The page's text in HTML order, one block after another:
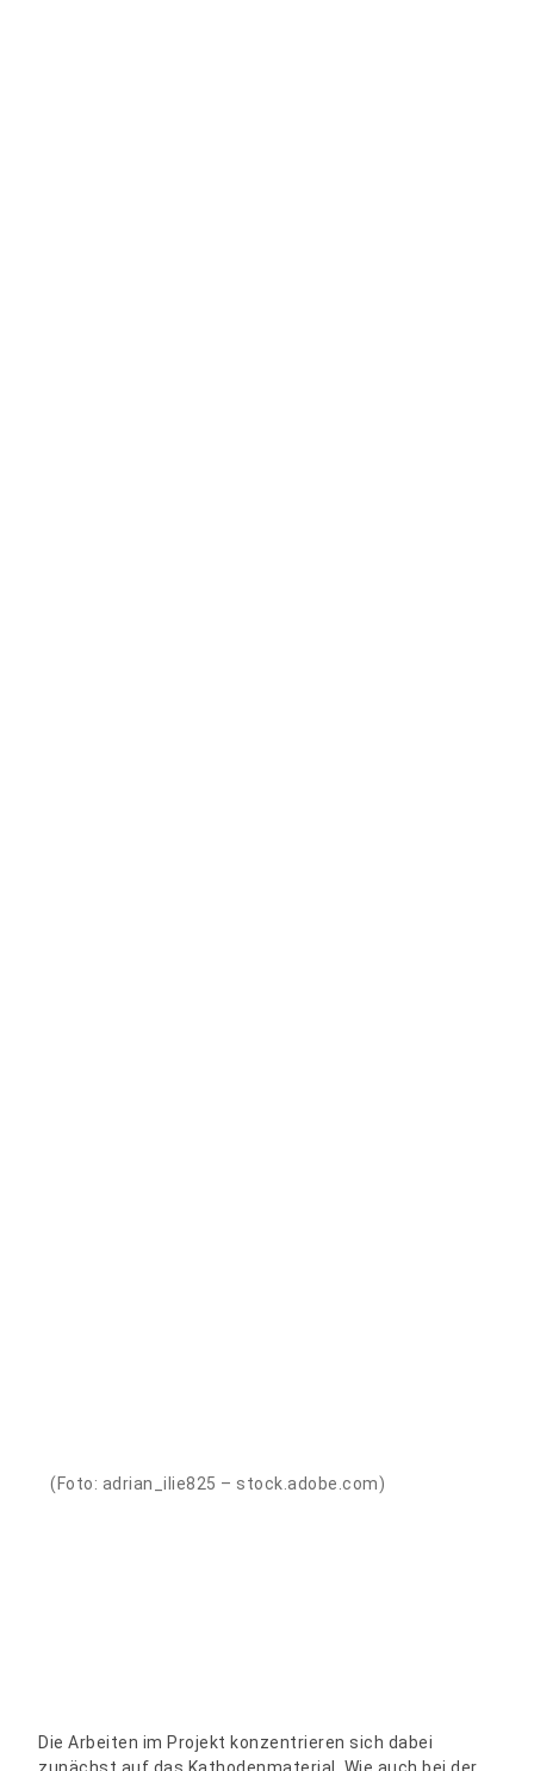
(Foto: adrian_ilie825 – stock.adobe.com)
Die Arbeiten im Projekt konzentrieren sich dabei
zunächst auf das Kathodenmaterial. Wie auch bei der